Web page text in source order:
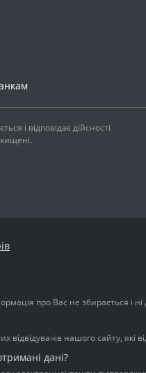
і відповідає дійсності
про Вас не збирається і ні
відвідувачів нашого сайту,
дані?